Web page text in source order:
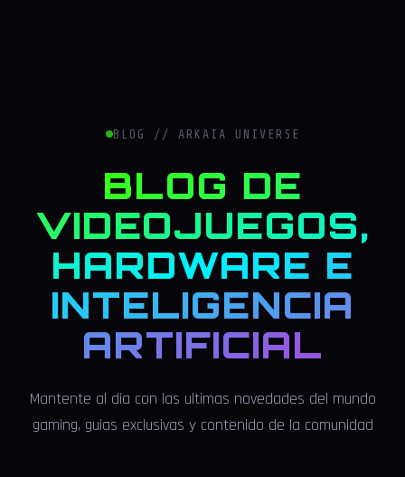
BLOG // ARKAIA UNIVERSE
BLOG DE
VIDEOJUEGOS,
HARDWARE E
INTELIGENCIA
ARTIFICIAL
Mantente al dia con las ultimas novedades del mundo
gaming, guias exclusivas y contenido de la comunidad